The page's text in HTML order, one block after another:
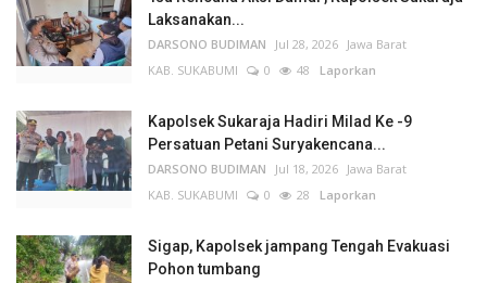
Laksanakan...
DARSONO BUDIMAN Jul 28, 2026 Jawa Barat
KAB. SUKABUMI
0 48 Laporkan
Kapolsek Sukaraja Hadiri Milad Ke -9
Persatuan Petani Suryakencana...
DARSONO BUDIMAN Jul 18, 2026 Jawa Barat
KAB. SUKABUMI
0 28 Laporkan
Sigap, Kapolsek jampang Tengah Evakuasi
Pohon tumbang